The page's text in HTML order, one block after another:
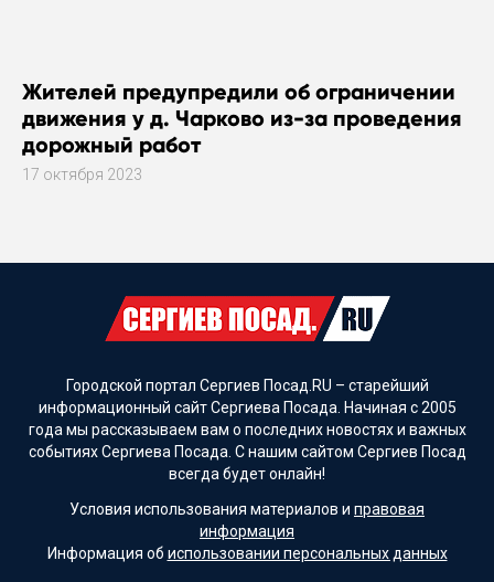
Жителей предупредили об ограничении
движения у д. Чарково из-за проведения
дорожный работ
17 октября 2023
Городской портал Сергиев Посад.RU – старейший
информационный сайт Сергиева Посада. Начиная с 2005
года мы рассказываем вам о последних новостях и важных
событиях Сергиева Посада. С нашим сайтом Сергиев Посад
всегда будет онлайн!
Условия использования материалов и правовая
информация
Информация об использовании персональных данных